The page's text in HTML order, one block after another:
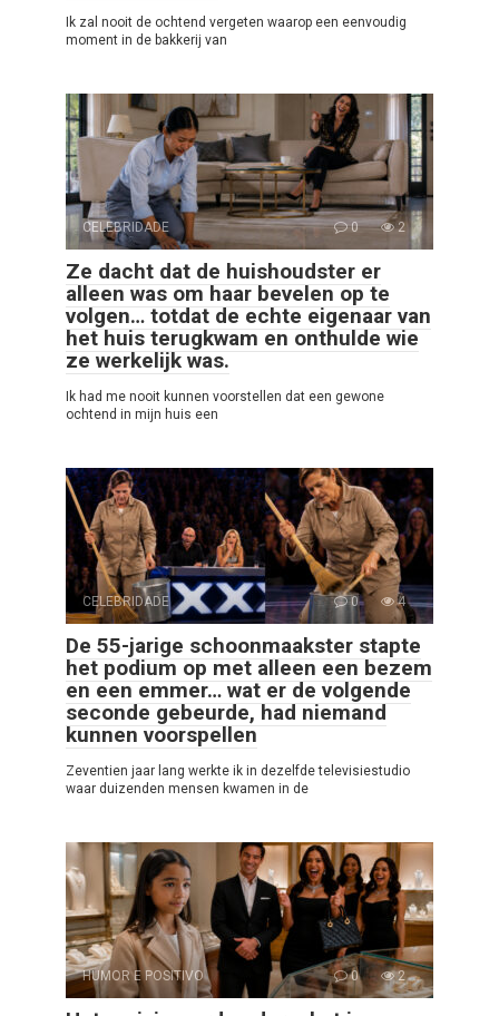
Ik zal nooit de ochtend vergeten waarop een eenvoudig
moment in de bakkerij van
CELEBRIDADE 0 2
Ze dacht dat de huishoudster er
alleen was om haar bevelen op te
volgen… totdat de echte eigenaar van
het huis terugkwam en onthulde wie
ze werkelijk was.
Ik had me nooit kunnen voorstellen dat een gewone
ochtend in mijn huis een
CELEBRIDADE 0 4
De 55-jarige schoonmaakster stapte
het podium op met alleen een bezem
en een emmer… wat er de volgende
seconde gebeurde, had niemand
kunnen voorspellen
Zeventien jaar lang werkte ik in dezelfde televisiestudio
waar duizenden mensen kwamen in de
HUMOR E POSITIVO 0 2